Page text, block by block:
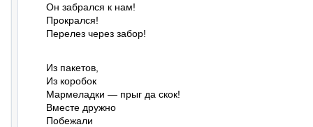
Он забрался к нам!
Прокрался!
Перелез через забор!
Из пакетов,
Из коробок
Мармеладки — прыг да скок!
Вместе дружно
Побежали